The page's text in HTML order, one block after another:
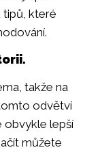
tipů, které
takže na
odvětví
obvykle lepší
můžete